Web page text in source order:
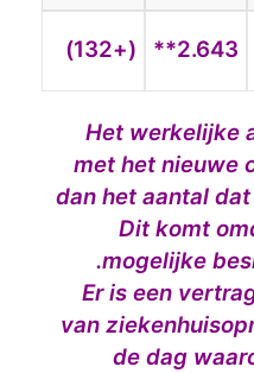
2.643**
(+132)
Het werkelijke
met het nieuwe
dan het aantal
Dit komt
mogelijke
** Er is een
van
de dag